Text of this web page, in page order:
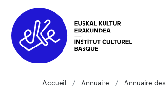
Accueil Annuaire Annuaire